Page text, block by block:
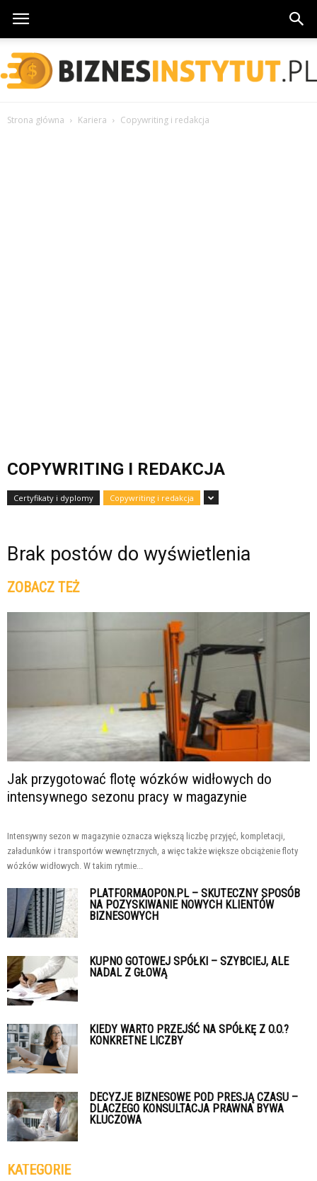
BiznesInstytut.pl
Strona główna Kariera Copywriting i redakcja
COPYWRITING I REDAKCJA
Certyfikaty i dyplomy Copywriting i redakcja
Brak postów do wyświetlenia
ZOBACZ TEŻ
Jak przygotować flotę wózków widłowych do
intensywnego sezonu pracy w magazynie
Intensywny sezon w magazynie oznacza większą liczbę przyjęć, kompletacji,
załadunków i transportów wewnętrznych, a więc także większe obciążenie floty
wózków widłowych. W takim rytmie...
PLATFORMAOPON.PL – SKUTECZNY SPOSÓB
NA POZYSKIWANIE NOWYCH KLIENTÓW
BIZNESOWYCH
KUPNO GOTOWEJ SPÓŁKI – SZYBCIEJ, ALE
NADAL Z GŁOWĄ
KIEDY WARTO PRZEJŚĆ NA SPÓŁKĘ Z O.O.?
KONKRETNE LICZBY
DECYZJE BIZNESOWE POD PRESJĄ CZASU –
DLACZEGO KONSULTACJA PRAWNA BYWA
KLUCZOWA
KATEGORIE